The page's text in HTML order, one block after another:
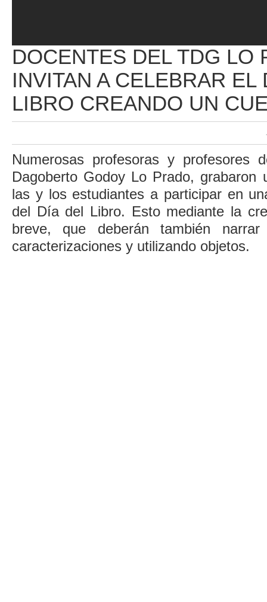
DOCENTES DEL TDG LO
INVITAN A CELEBRAR EL
LIBRO CREANDO UN
Numerosas profesoras y profesores
Dagoberto Godoy Lo Prado, grabaron
las y los estudiantes a participar en
del Día del Libro. Esto mediante la
breve, que deberán también
caracterizaciones y utilizando objetos.